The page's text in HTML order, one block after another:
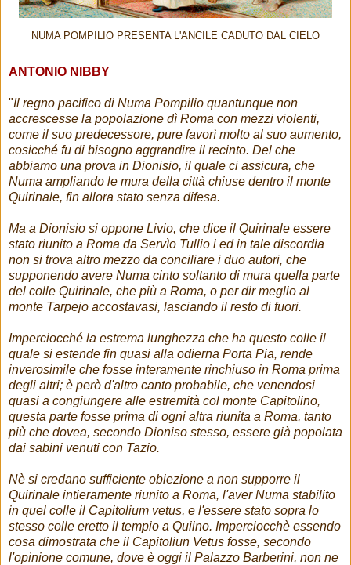
NUMA POMPILIO PRESENTA L'ANCILE CADUTO DAL CIELO
ANTONIO NIBBY
"Il regno pacifico di Numa Pompilio quantunque non
accrescesse la popolazione dì Roma con mezzi violenti,
come il suo predecessore, pure favorì molto al suo aumento,
cosicché fu di bisogno aggrandire il recinto. Del che
abbiamo una prova in Dionisio, il quale ci assicura, che
Numa ampliando le mura della città chiuse dentro il monte
Quirinale, fin allora stato senza difesa.
Ma a Dionisio si oppone Livio, che dice il Quirinale essere
stato riunito a Roma da Servìo Tullio i ed in tale discordia
non si trova altro mezzo da conciliare i duo autori, che
supponendo avere Numa cinto soltanto di mura quella parte
del colle Quirinale, che più a Roma, o per dir meglio al
monte Tarpejo accostavasi, lasciando il resto di fuori.
Imperciocché la estrema lunghezza che ha questo colle il
quale si estende fin quasi alla odierna Porta Pia, rende
inverosimile che fosse interamente rinchiuso in Roma prima
degli altri; è però d'altro canto probabile, che venendosi
quasi a congiungere alle estremità col monte Capitolino,
questa parte fosse prima di ogni altra riunita a Roma, tanto
più che dovea, secondo Dioniso stesso, essere già popolata
dai sabini venuti con Tazio.
Nè si credano sufficiente obiezione a non supporre il
Quirinale intieramente riunito a Roma, l'aver Numa stabilito
in quel colle il Capitolium vetus, e l'essere stato sopra lo
stesso colle eretto il tempio a Quiino. Imperciocchè essendo
cosa dimostrata che il Capitoliun Vetus fosse, secondo
l'opinione comune, dove è oggi il Palazzo Barberini, non ne